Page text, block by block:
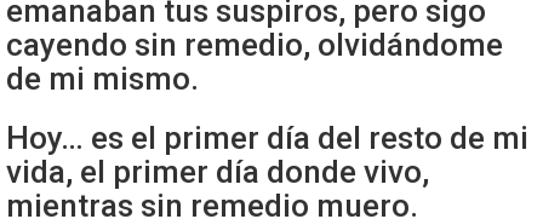
emanaban tus suspiros, pero sigo
cayendo sin remedio, olvidándome
de mi mismo.
Hoy… es el primer día del resto de mi
vida, el primer día donde vivo,
mientras sin remedio muero.